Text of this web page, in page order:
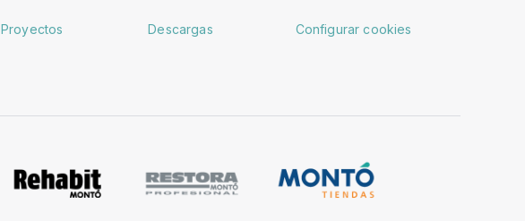
Proyectos Descargas Configurar cookies